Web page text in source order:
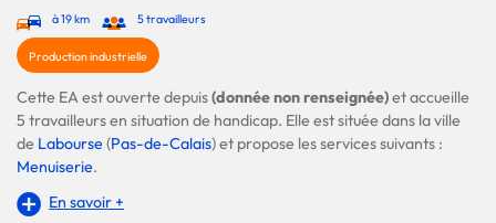
à 19 km 5 travailleurs
Production industrielle
Cette EA est ouverte depuis(donnée non renseignée)et accueille
5 travailleurs en situation de handicap. Elle est située dans la ville
de Labourse(Pas-de-Calais) et propose les services suivants :
Menuiserie.
En savoir +